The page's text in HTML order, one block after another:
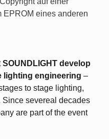
EPROM eines anderen
SOUNDLIGHT develop
lighting engineering –
to stage lighting,
Since severeal decades
are part of the event